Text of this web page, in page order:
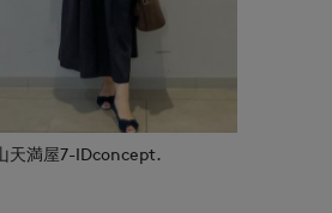
天満屋7-IDconcept.